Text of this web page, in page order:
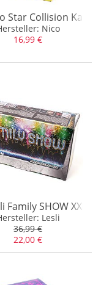
Batterie
Star Collision Kal.
Nico
16,99 €
Family SHOW XXL
Lesli
36,99 €
22,00 €